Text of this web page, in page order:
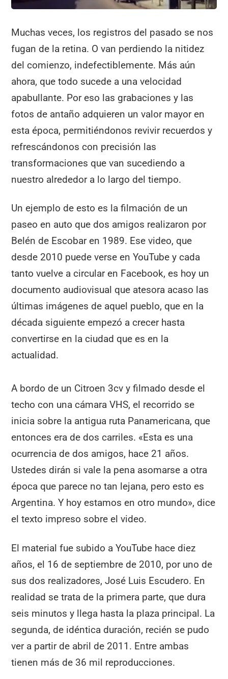
Muchas veces, los registros del pasado se nos
fugan de la retina. O van perdiendo la nitidez
del comienzo, indefectiblemente. Más aún
ahora, que todo sucede a una velocidad
apabullante. Por eso las grabaciones y las
fotos de antaño adquieren un valor mayor en
esta época, permitiéndonos revivir recuerdos y
refrescándonos con precisión las
transformaciones que van sucediendo a
nuestro alrededor a lo largo del tiempo.
Un ejemplo de esto es la filmación de un
paseo en auto que dos amigos realizaron por
Belén de Escobar en 1989. Ese video, que
desde 2010 puede verse en YouTube y cada
tanto vuelve a circular en Facebook, es hoy un
documento audiovisual que atesora acaso las
últimas imágenes de aquel pueblo, que en la
década siguiente empezó a crecer hasta
convertirse en la ciudad que es en la
actualidad.
A bordo de un Citroen 3cv y filmado desde el
techo con una cámara VHS, el recorrido se
inicia sobre la antigua ruta Panamericana, que
entonces era de dos carriles. «Esta es una
ocurrencia de dos amigos, hace 21 años.
Ustedes dirán si vale la pena asomarse a otra
época que parece no tan lejana, pero esto es
Argentina. Y hoy estamos en otro mundo», dice
el texto impreso sobre el video.
El material fue subido a YouTube hace diez
años, el 16 de septiembre de 2010, por uno de
sus dos realizadores, José Luis Escudero. En
realidad se trata de la primera parte, que dura
seis minutos y llega hasta la plaza principal. La
segunda, de idéntica duración, recién se pudo
ver a partir de abril de 2011. Entre ambas
tienen más de 36 mil reproducciones.